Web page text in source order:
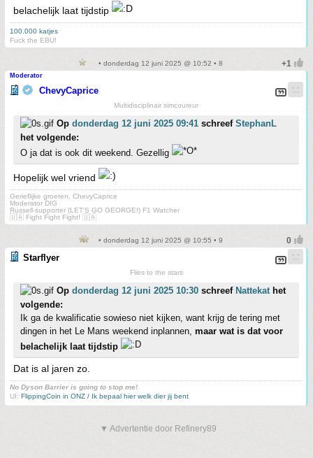
belachelijk laat tijdstip
100.000 katjes
Fuck the EBU!
• donderdag 12 juni 2025 @ 10:52 • 8
Moderator
ChevyCaprice
Multidisciplinair simcoureur
Op donderdag 12 juni 2025 09:41 schreef StephanL
het volgende:
O ja dat is ook dit weekend. Gezellig
Hopelijk wel vriend
Gerieflijke groeten, ChevyCaprice
Moderator DIG
Russell-supporter (LET'S GO GEORGE!) F1 Watcher
🇺🇦 Fight Fight Fight! 🇺🇦
• donderdag 12 juni 2025 @ 10:55 • 9
Starflyer
Flies to the stars
Op donderdag 12 juni 2025 10:30 schreef Nattekathet
volgende:
Ik ga de kwalificatie sowieso niet kijken, want krijg de tering met
dingen in het Le Mans weekend inplannen, maar wat is dat voor
belachelijk laat tijdstip
Dat is al jaren zo.
No Dyson Barrier is going to stop me!
UI: FlippingCoin in ONZ / Ik bepaal hier welk dier jij bent
▼ Advertentie door Refinery89